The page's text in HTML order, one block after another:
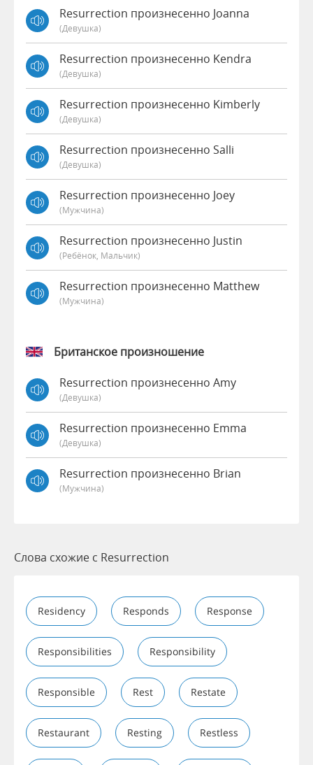
Resurrection произнесенно Joanna
(девушка)
Resurrection произнесенно Kendra
(девушка)
Resurrection произнесенно Kimberly
(девушка)
Resurrection произнесенно Salli
(девушка)
Resurrection произнесенно Joey
(мужчина)
Resurrection произнесенно Justin
(Ребёнок, Мальчик)
Resurrection произнесенно Matthew
(мужчина)
Британское произношение
Resurrection произнесенно Amy
(девушка)
Resurrection произнесенно Emma
(девушка)
Resurrection произнесенно Brian
(мужчина)
Слова схожие с Resurrection
Residency Responds Response
Responsibilities Responsibility
Responsible Rest Restate
Restaurant Resting Restless